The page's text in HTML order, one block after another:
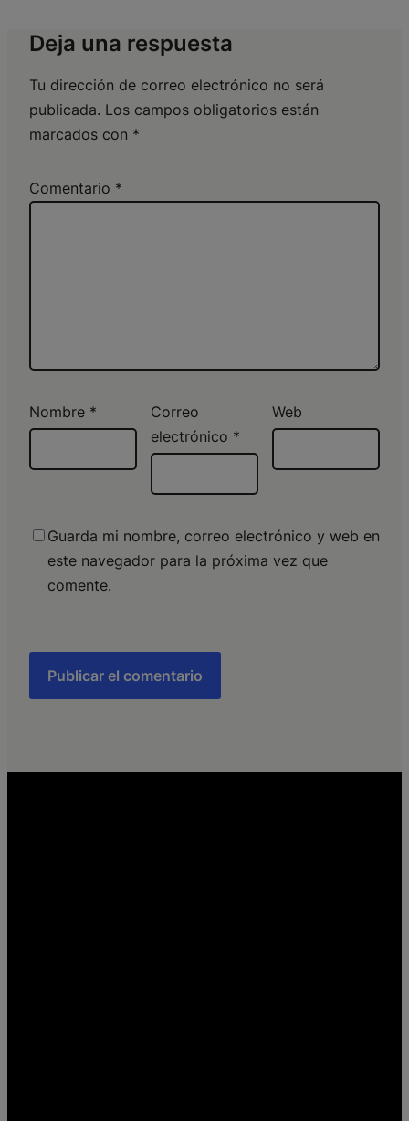
Deja una respuesta
Tu dirección de correo electrónico no será
publicada. Los campos obligatorios están
marcados con *
Comentario *
Nombre *
Correo
electrónico *
Web
Guarda mi nombre, correo electrónico y web en
este navegador para la próxima vez que
comente.